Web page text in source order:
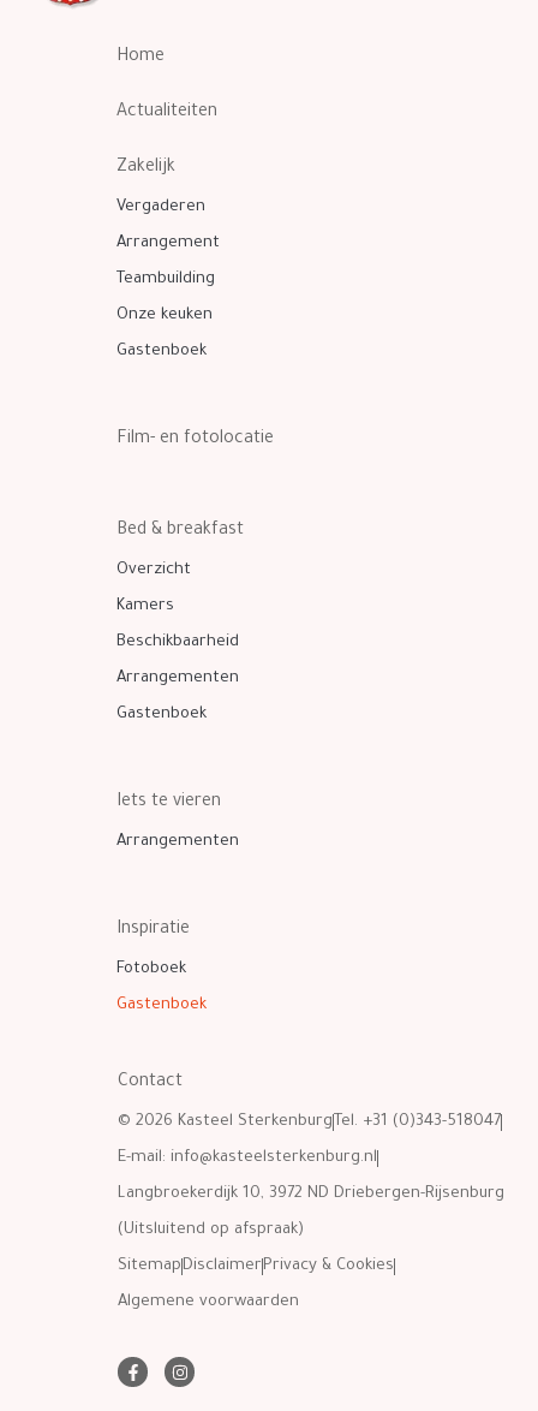
Home
Actualiteiten
Zakelijk
Vergaderen
Arrangement
Teambuilding
Onze keuken
Gastenboek
Film- en fotolocatie
Bed & breakfast
Overzicht
Kamers
Beschikbaarheid
Arrangementen
Gastenboek
Iets te vieren
Arrangementen
Inspiratie
Fotoboek
Gastenboek
Contact
© 2026 Kasteel Sterkenburg Tel. +31 (0)343-518047
E-mail: info@kasteelsterkenburg.nl
Langbroekerdijk 10, 3972 ND Driebergen-Rijsenburg
(Uitsluitend op afspraak)
Sitemap Disclaimer Privacy & Cookies
Algemene voorwaarden
F
a
I
n